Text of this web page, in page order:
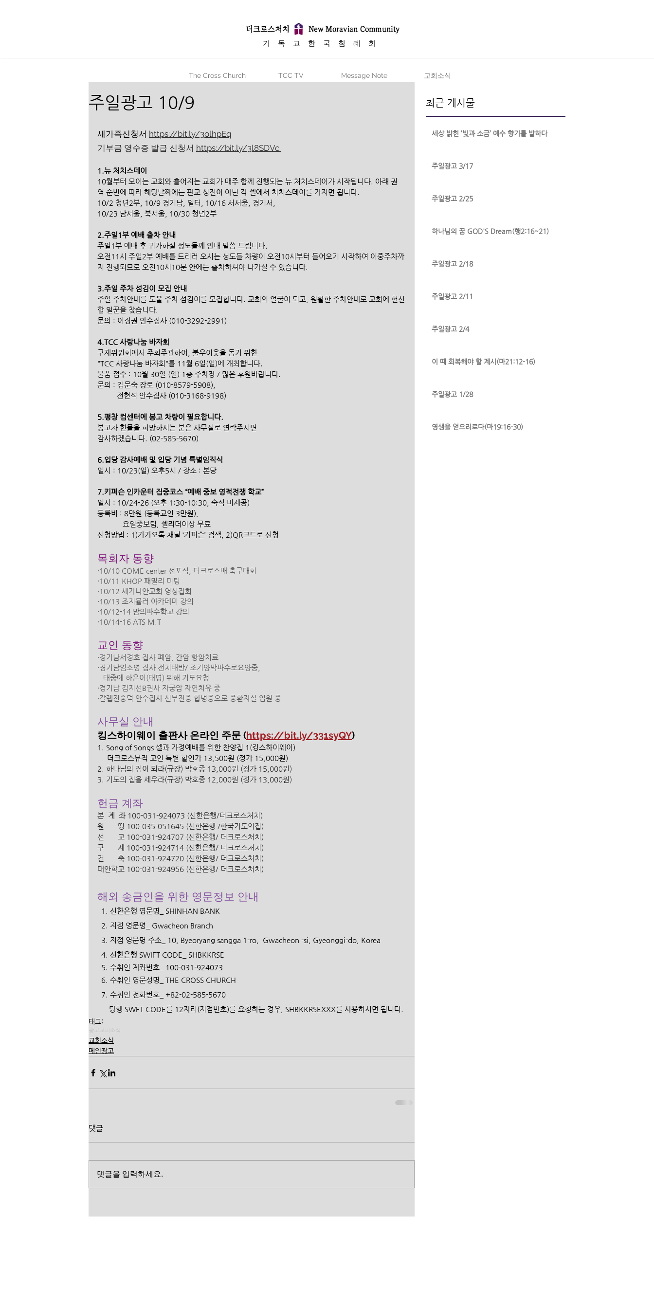
​기 독 교 한 국 침 례 회
The Cross Church TCC TV Message Note 교회소식
주일광고 10/9
새가족신청서 https://bit.ly/3olhpEq
기부금 영수증 발급 신청서 https://bit.ly/3l8SDVc
1.뉴 처치스데이
10월부터 모이는 교회와 흩어지는 교회가 매주 함께 진행되는 뉴 처치스데이가 시작됩니다. 아래 권
역 순번에 따라 해당날짜에는 판교 성전이 아닌 각 셀에서 처치스데이를 가지면 됩니다.
10/2 청년2부, 10/9 경기남, 일터, 10/16 서서울, 경기서,
10/23 남서울, 북서울, 10/30 청년2부
2.주일1부 예배 출차 안내
주일1부 예배 후 귀가하실 성도들께 안내 말씀 드립니다.
오전11시 주일2부 예배를 드리러 오시는 성도들 차량이 오전10시부터 들어오기 시작하여 이중주차까
지 진행되므로 오전10시10분 안에는 출차하셔야 나가실 수 있습니다.
3.주일 주차 섬김이 모집 안내
주일 주차안내를 도울 주차 섬김이를 모집합니다. 교회의 얼굴이 되고, 원활한 주차안내로 교회에 헌신
할 일꾼을 찾습니다.
문의 : 이정권 안수집사 (010-3292-2991)
4.TCC 사랑나눔 바자회
구제위원회에서 주최주관하여, 불우이웃을 돕기 위한
"TCC 사랑나눔 바자회"를 11월 6일(일)에 개최합니다.
물품 접수 : 10월 30일 (일) 1층 주차장 / 많은 후원바랍니다.
문의 : 김문숙 장로 (010-8579-5908),
          전현석 안수집사 (010-3168-9198)
5.평창 컴센터에 봉고 차량이 필요합니다.
봉고차 헌물을 희망하시는 분은 사무실로 연락주시면
감사하겠습니다. (02-585-5670)
6.입당 감사예배 및 입당 기념 특별임직식
일시 : 10/23(일) 오후5시 / 장소 : 본당
7.키퍼슨 인카운터 집중코스 “예배 중보 영적전쟁 학교”
일시 : 10/24-26 (오후 1:30-10:30, 숙식 미제공)
등록비 : 8만원 (등록교인 3만원),
             요일중보팀, 셀리더이상 무료
신청방법 : 1)카카오톡 채널 ‘키퍼슨’ 검색, 2)QR코드로 신청
목회자 동향
·10/10 COME center 선포식, 더크로스배 축구대회
·10/11 KHOP 패밀리 미팅
·10/12 새가나안교회 영성집회
·10/13 조지뮬러 아카데미 강의
·10/12-14 밤의파수학교 강의
·10/14-16 ATS M.T
교인 동향
·경기남서경호 집사 폐암, 간암 항암치료
·경기남엄소영 집사 전치태반/ 조기양막파수로요양중,
   태중에 하은이(태명) 위해 기도요청
·경기남 김지선B권사 자궁암 자연치유 중
·갈렙전숭덕 안수집사 신부전증 합병증으로 중환자실 입원 중
사무실 안내
킹스하이웨이 출판사 온라인 주문 (https://bit.ly/331syQY)
1. Song of Songs 셀과 가정예배를 위한 찬양집 1(킹스하이웨이)
     더크로스뮤직 교인 특별 할인가 13,500원 (정가 15,000원)
2. 하나님의 집이 되라(규장) 박호종 13,000원 (정가 15,000원)
3. 기도의 집을 세우라(규장) 박호종 12,000원 (정가 13,000원)
헌금 계좌
본  계  좌 100-031-924073 (신한은행/더크로스처치)
원       띵 100-035-051645 (신한은행 /한국기도의집)
선       교 100-031-924707 (신한은행/ 더크로스처치)
구       제 100-031-924714 (신한은행/ 더크로스처치)
건       축 100-031-924720 (신한은행/ 더크로스처치)
대안학교 100-031-924956 (신한은행/ 더크로스처치)
해외 송금인을 위한 영문정보 안내
  1. 신한은행 영문명_ SHINHAN BANK
  2. 지점 영문명_ Gwacheon Branch
  3. 지점 영문명 주소_ 10, Byeoryang sangga 1-ro,  Gwacheon -si, Gyeonggi-do, Korea
  4. 신한은행 SWIFT CODE_ SHBKKRSE
  5. 수취인 계좌번호_ 100-031-924073
  6. 수취인 영문성명_ THE CROSS CHURCH
  7. 수취인 전화번호_ +82-02-585-5670
      당행 SWFT CODE를 12자리(지점번호)를 요청하는 경우, SHBKKRSEXXX를 사용하시면 됩니다.﻿
태그:
교회소식
메인광고
댓글
댓글을 입력하세요.
최근 게시물
세상 밝힌 ‘빛과 소금’ 예수 향기를 발하다
주일광고 3/17
주일광고 2/25
하나님의 꿈 GOD'S Dream(행2:16~21)
주일광고 2/18
주일광고 2/11
주일광고 2/4
이 때 회복해야 할 계시(마21:12-16)
주일광고 1/28
영생을 얻으리로다(마19:16-30)